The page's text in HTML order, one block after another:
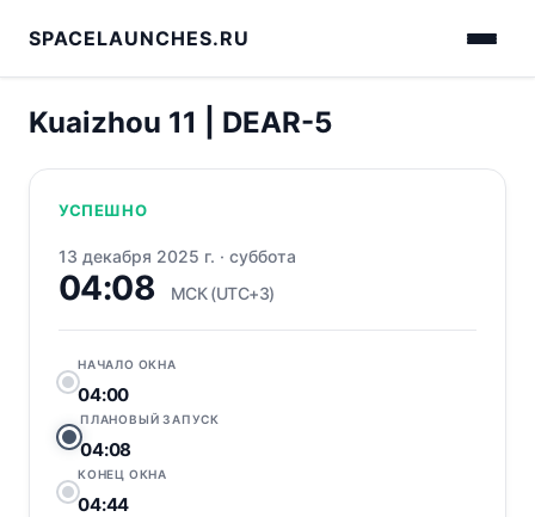
SPACELAUNCHES.RU
Kuaizhou 11 | DEAR-5
УСПЕШНО
13 декабря 2025 г. · суббота
04:08 МСК (UTC+3)
НАЧАЛО ОКНА
04:00
ПЛАНОВЫЙ ЗАПУСК
04:08
КОНЕЦ ОКНА
04:44